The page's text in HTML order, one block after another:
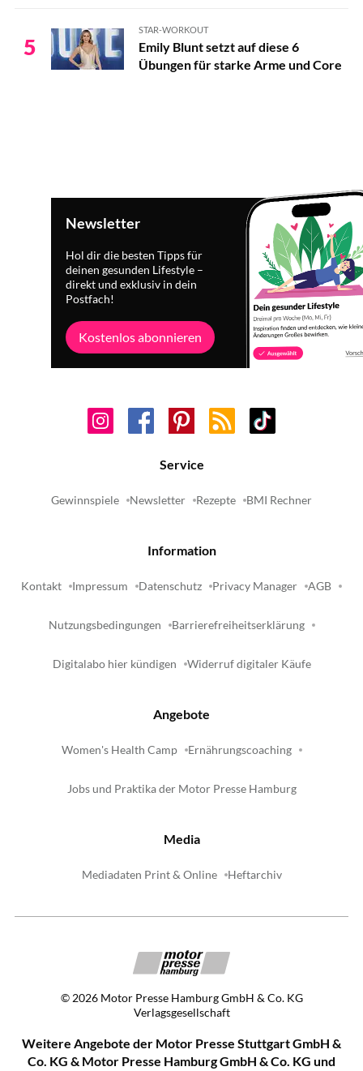
5
STAR-WORKOUT
Emily Blunt setzt auf diese 6
Übungen für starke Arme und Core
Newsletter
Hol dir die besten Tipps für
deinen gesunden Lifestyle –
direkt und exklusiv in dein
Postfach!
Kostenlos abonnieren
Service
Gewinnspiele Newsletter Rezepte BMI Rechner
Information
Kontakt Impressum Datenschutz Privacy Manager AGB
Nutzungsbedingungen Barrierefreiheitserklärung
Digitalabo hier kündigen Widerruf digitaler Käufe
Angebote
Women's Health Camp Ernährungscoaching
Jobs und Praktika der Motor Presse Hamburg
Media
Mediadaten Print & Online Heftarchiv
© 2026 Motor Presse Hamburg GmbH & Co. KG
Verlagsgesellschaft
Weitere Angebote der Motor Presse Stuttgart GmbH &
Co. KG & Motor Presse Hamburg GmbH & Co. KG und